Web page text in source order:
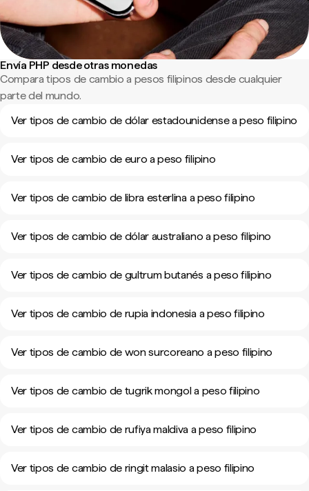
Envía PHP desde otras monedas
Compara tipos de cambio a pesos filipinos desde cualquier
parte del mundo.
Ver tipos de cambio de dólar estadounidense a peso filipino
Ver tipos de cambio de euro a peso filipino
Ver tipos de cambio de libra esterlina a peso filipino
Ver tipos de cambio de dólar australiano a peso filipino
Ver tipos de cambio de gultrum butanés a peso filipino
Ver tipos de cambio de rupia indonesia a peso filipino
Ver tipos de cambio de won surcoreano a peso filipino
Ver tipos de cambio de tugrik mongol a peso filipino
Ver tipos de cambio de rufiya maldiva a peso filipino
Ver tipos de cambio de ringit malasio a peso filipino